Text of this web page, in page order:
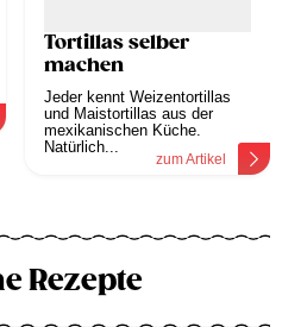
Tortillas selber
machen
Jeder kennt Weizentortillas
und Maistortillas aus der
mexikanischen Küche.
Natürlich...
zum Artikel
Rezepte